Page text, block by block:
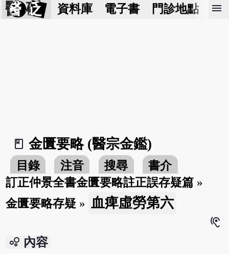
醫 砭 資料庫 電子書 門診地點 預
menu
book_2
金匱要略 (醫宗金鑑)
目錄 注音 搜尋
書介
訂正仲景全書金匱要略註正誤存疑篇 »
金匱要略存疑 » 血痺虛勞第六
hearing
bubble_chart 內容